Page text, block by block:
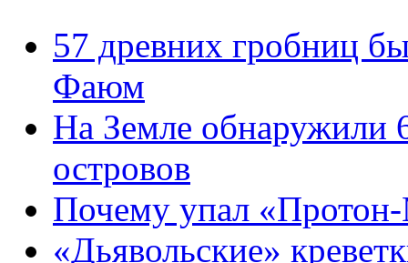
57 древних гробниц
Фаюм
На Земле обнаружили
островов
Почему упал
«Дьявольские»